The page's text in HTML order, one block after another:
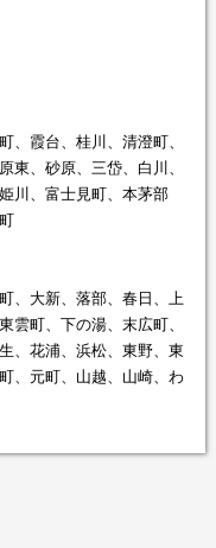
、霞台、桂川、清澄町、
東、砂原、三岱、白川、
川、富士見町、本茅部
、大新、落部、春日、上
雲町、下の湯、末広町、
、花浦、浜松、東野、東
、元町、山越、山崎、わ